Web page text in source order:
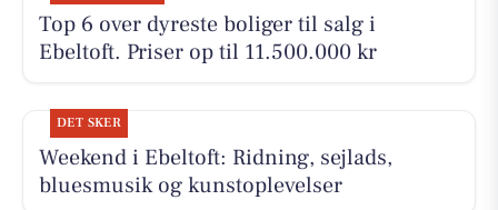
Top 6 over dyreste boliger til salg i
Ebeltoft. Priser op til 11.500.000 kr
DET SKER
Weekend i Ebeltoft: Ridning, sejlads,
bluesmusik og kunstoplevelser